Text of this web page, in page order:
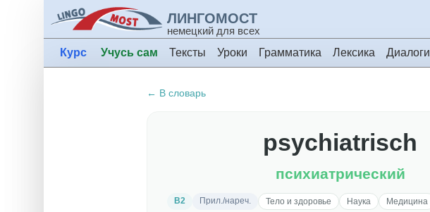
ЛИНГОМОСТ
немецкий для всех
Курс Учусь сам Тексты Уроки Грамматика Лексика Диалоги
← В словарь
psychiatrisch
психиатрический
B2 Прил./нареч. Тело и здоровье Наука Медицина